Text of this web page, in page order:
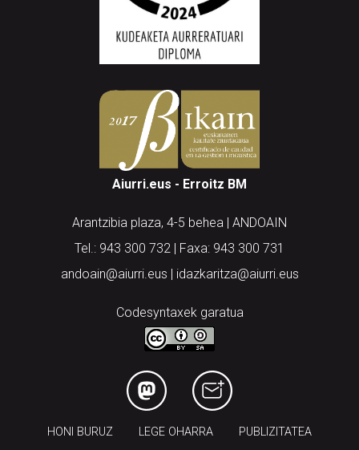
Aiurri.eus - Erroitz BM
Arantzibia plaza, 4-5 behea | ANDOAIN
Tel.: 943 300 732 | Faxa: 943 300 731
andoain@aiurri.eus | idazkaritza@aiurri.eus
Codesyntaxek garatua
HONI BURUZ LEGE OHARRA PUBLIZITATEA